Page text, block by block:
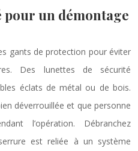
pour un démontage
gants de protection pour éviter
Des lunettes de sécurité
éclats de métal ou de bois.
déverrouillée et que personne
l’opération. Débranchez
est reliée à un système